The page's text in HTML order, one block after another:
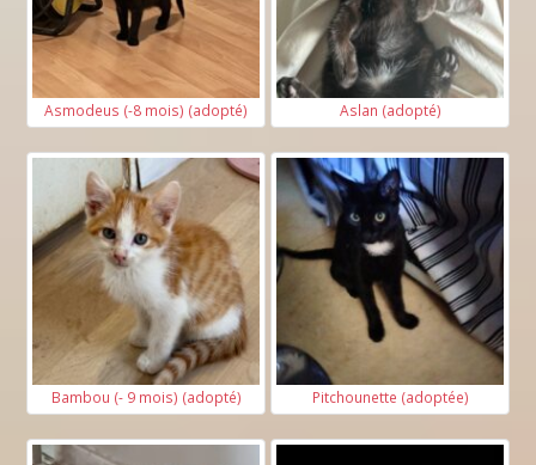
Asmodeus (-8 mois) (adopté) Aslan (adopté)
Bambou (- 9 mois) (adopté) Pitchounette (adoptée)